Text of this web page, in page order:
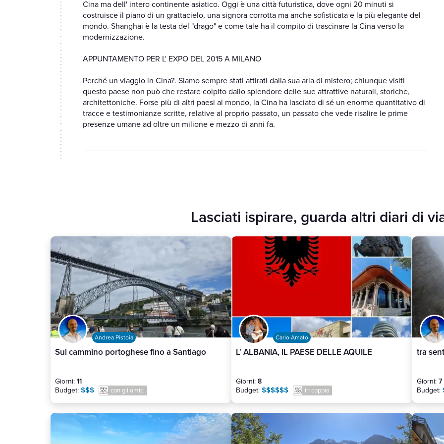
Cina ma dell' intero continente asiatico. Oggi è una città futuristica, dove ogni 20 minuti si
costruisce il piano di un grattacielo, una signora corrotta ma anche sofisticata e la più elegante del
mondo. Shanghai è la testa del "drago" e come tale ha il compito di trascinare la Cina verso la
modernizzazione.
APPUNTAMENTO PER L' EXPO DEL 2015 A MILANO
Perché un viaggio in Cina?. Siamo sempre stati attirati dalla sua aria di mistero; chiunque visiti
questo paese non può che restare colpito dallo splendore delle sue attrattive naturali, storiche,
architettoniche. Forse più di altri paesi al mondo, la Cina ha lasciato di sé un enorme quantitativo di
tracce e testimonianze scritte, relative al proprio passato, un passato che vede risalire le prime
presenze umane ad oltre un milione e mezzo di anni fa.
Lasciati ispirare, guarda altri diari di
Andrea Pistoia
Sul cammino portoghese fino a Santiago
Giorni: 11
Budget: $$$ con gli amici
Carlo Amato
L' ALBANIA, IL PAESE DELLE AQUILE
Giorni: 8
Budget: $$$$$$ in coppia
tra
Giorni: 7
Budget: